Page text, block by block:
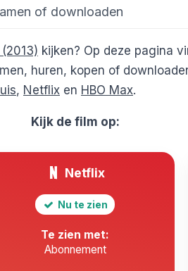
of downloaden
kijken? Op deze pagina
huren, kopen of
, Netflix en HBO Max.
Kijk de film op:
Netflix
Nu te zien
Te zien met:
Abonnement